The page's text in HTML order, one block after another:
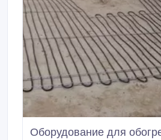
Оборудование для